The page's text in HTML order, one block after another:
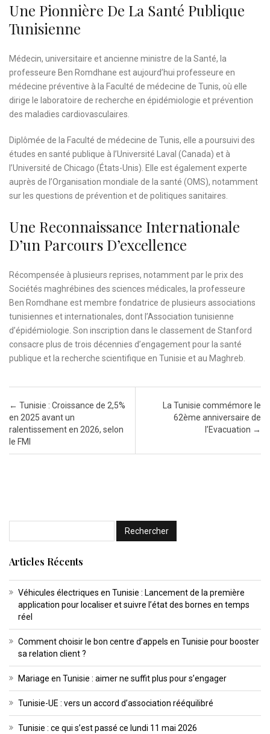
Une Pionnière De La Santé Publique
Tunisienne
Médecin, universitaire et ancienne ministre de la Santé, la
professeure Ben Romdhane est aujourd’hui professeure en
médecine préventive à la Faculté de médecine de Tunis, où elle
dirige le laboratoire de recherche en épidémiologie et prévention
des maladies cardiovasculaires.
Diplômée de la Faculté de médecine de Tunis, elle a poursuivi des
études en santé publique à l’Université Laval (Canada) et à
l’Université de Chicago (États-Unis). Elle est également experte
auprès de l’Organisation mondiale de la santé (OMS), notamment
sur les questions de prévention et de politiques sanitaires.
Une Reconnaissance Internationale
D’un Parcours D’excellence
Récompensée à plusieurs reprises, notamment par le prix des
Sociétés maghrébines des sciences médicales, la professeure
Ben Romdhane est membre fondatrice de plusieurs associations
tunisiennes et internationales, dont l’Association tunisienne
d’épidémiologie. Son inscription dans le classement de Stanford
consacre plus de trois décennies d’engagement pour la santé
publique et la recherche scientifique en Tunisie et au Maghreb.
Post navigation
← Tunisie : Croissance de 2,5%
en 2025 avant un
ralentissement en 2026, selon
le FMI
La Tunisie commémore le
62ème anniversaire de
l’Evacuation →
Articles Récents
Véhicules électriques en Tunisie : Lancement de la première
application pour localiser et suivre l’état des bornes en temps
réel
Comment choisir le bon centre d’appels en Tunisie pour booster
sa relation client ?
Mariage en Tunisie : aimer ne suffit plus pour s’engager
Tunisie-UE : vers un accord d’association rééquilibré
Tunisie : ce qui s’est passé ce lundi 11 mai 2026